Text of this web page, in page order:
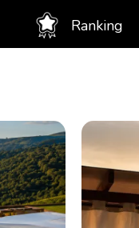
Ranking